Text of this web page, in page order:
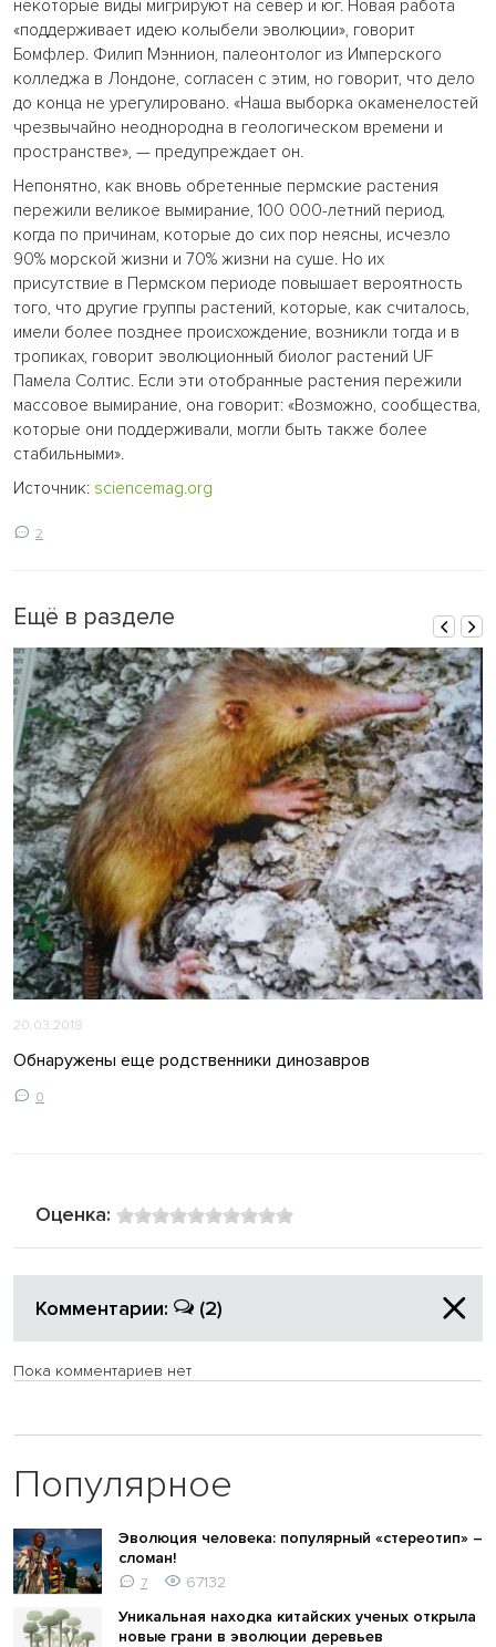
некоторые виды мигрируют на север и юг. Новая работа
«поддерживает идею колыбели эволюции», говорит
Бомфлер. Филип Мэннион, палеонтолог из Имперского
колледжа в Лондоне, согласен с этим, но говорит, что дело
до конца не урегулировано. «Наша выборка окаменелостей
чрезвычайно неоднородна в геологическом времени и
пространстве», — предупреждает он.
Непонятно, как вновь обретенные пермские растения
пережили великое вымирание, 100 000-летний период,
когда по причинам, которые до сих пор неясны, исчезло
90% морской жизни и 70% жизни на суше. Но их
присутствие в Пермском периоде повышает вероятность
того, что другие группы растений, которые, как считалось,
имели более позднее происхождение, возникли тогда и в
тропиках, говорит эволюционный биолог растений UF
Памела Солтис. Если эти отобранные растения пережили
массовое вымирание, она говорит: «Возможно, сообщества,
которые они поддерживали, могли быть также более
стабильными».
Источник: sciencemag.org
2
Ещё в разделе
20.03.2018
Обнаружены еще родственники динозавров
0
Оценка:
Комментарии: (2)
Пока комментариев нет
Популярное
Эволюция человека: популярный «стереотип» –
сломан!
7
67132
Уникальная находка китайских ученых открыла
новые грани в эволюции деревьев